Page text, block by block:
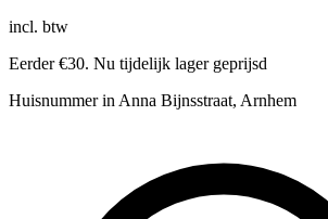
incl. btw
Eerder €30. Nu tijdelijk lager geprijsd
Huisnummer in Anna Bijnsstraat, Arnhem